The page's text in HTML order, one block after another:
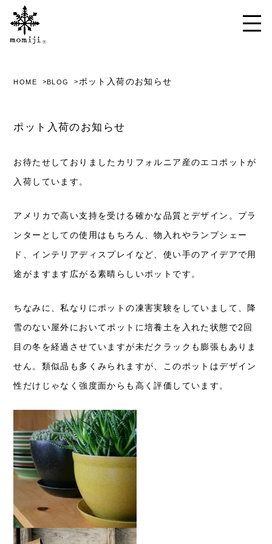
HOME BLOG ポット入荷のお知らせ
ポット入荷のお知らせ
お待たせしておりましたカリフォルニア産のエコポットが
入荷しています。
アメリカで高い支持を受ける確かな品質とデザイン。プラ
ンターとしての使用はもちろん、物入れやランプシェー
ド、インテリアディスプレイなど、使い手のアイデアで用
途がますます広がる素晴らしいポットです。
ちなみに、私なりにポットの凍害実験をしていまして、降
雪のない屋外においてポットに培養土を入れた状態で2回
目の冬を経過させていますが未だクラックも膨張もありま
せん。類似品も多くみられますが、このポットはデザイン
性だけじゃなく強度面からも高く評価しています。